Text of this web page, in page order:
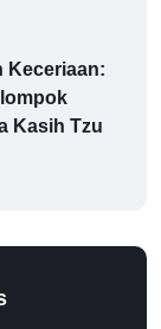
Keceriaan:
Kasih Tzu